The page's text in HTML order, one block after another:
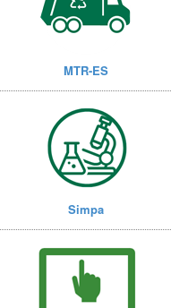
MTR-ES
Simpa